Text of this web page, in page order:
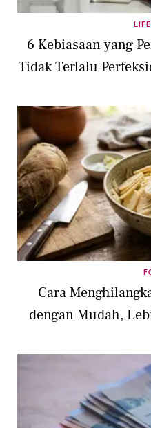
6 Kebiasaan yang
Tidak Terlalu
Cara
dengan Mudah,